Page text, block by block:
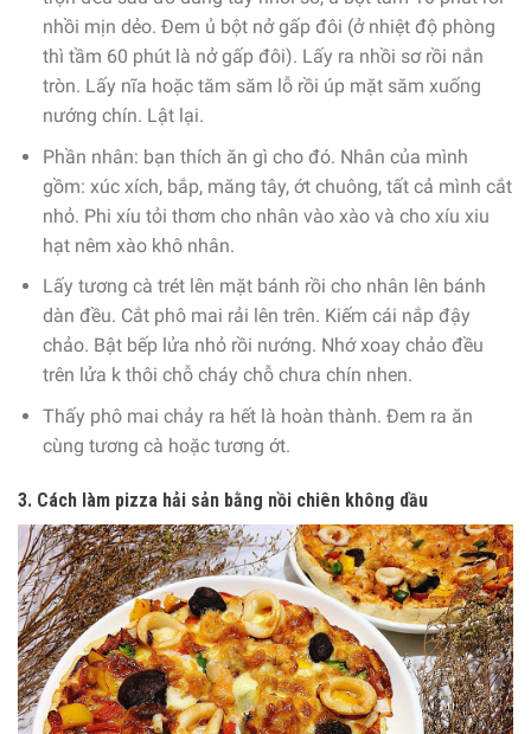
nhồi mịn dẻo. Đem ủ bột nở gấp đôi (ở nhiệt độ phòng
thì tầm 60 phút là nở gấp đôi). Lấy ra nhồi sơ rồi nắn
tròn. Lấy nĩa hoặc tăm săm lỗ rồi úp mặt săm xuống
nướng chín. Lật lại.
Phần nhân: bạn thích ăn gì cho đó. Nhân của mình
gồm: xúc xích, bắp, măng tây, ớt chuông, tất cả mình cắt
nhỏ. Phi xíu tỏi thơm cho nhân vào xào và cho xíu xiu
hạt nêm xào khô nhân.
Lấy tương cà trét lên mặt bánh rồi cho nhân lên bánh
dàn đều. Cắt phô mai rải lên trên. Kiếm cái nắp đậy
chảo. Bật bếp lửa nhỏ rồi nướng. Nhớ xoay chảo đều
trên lửa k thôi chỗ cháy chỗ chưa chín nhen.
Thấy phô mai chảy ra hết là hoàn thành. Đem ra ăn
cùng tương cà hoặc tương ớt.
3. Cách làm pizza hải sản bằng nồi chiên không dầu